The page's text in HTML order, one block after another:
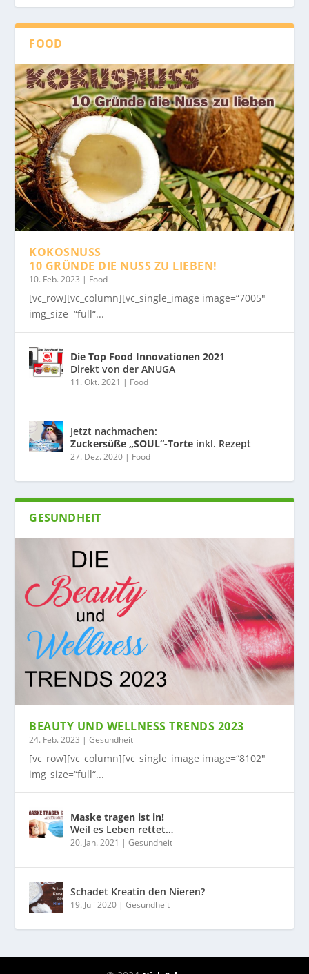
FOOD
KOKOSNUSS
10 GRÜNDE DIE NUSS ZU LIEBEN!
10. Feb. 2023 | Food
[vc_row][vc_column][vc_single_image image=“7005″
img_size=“full“...
Die Top Food Innovationen 2021
Direkt von der ANUGA
11. Okt. 2021 | Food
Jetzt nachmachen:
Zuckersüße „SOUL“-Torte inkl. Rezept
27. Dez. 2020 | Food
GESUNDHEIT
BEAUTY UND WELLNESS TRENDS 2023
24. Feb. 2023 |Gesundheit
[vc_row][vc_column][vc_single_image image=“8102″
img_size=“full“...
Maske tragen ist in!
Weil es Leben rettet…
20. Jan. 2021 |Gesundheit
Schadet Kreatin den Nieren?
19. Juli 2020 |Gesundheit